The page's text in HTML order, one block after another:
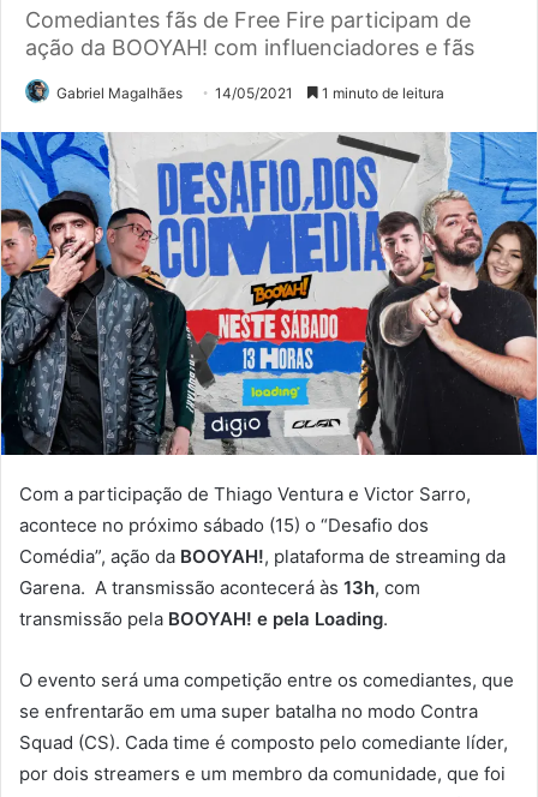
Comediantes fãs de Free Fire participam de
ação da BOOYAH! com influenciadores e fãs
Gabriel Magalhães 14/05/2021 1 minuto de leitura
Com a participação de Thiago Ventura e Victor Sarro,
acontece no próximo sábado (15) o “Desafio dos
Comédia”, ação da BOOYAH!, plataforma de streaming da
Garena. A transmissão acontecerá às 13h, com
transmissão pela BOOYAH! e pela Loading.
O evento será uma competição entre os comediantes, que
se enfrentarão em uma super batalha no modo Contra
Squad (CS). Cada time é composto pelo comediante líder,
por dois streamers e um membro da comunidade, que foi